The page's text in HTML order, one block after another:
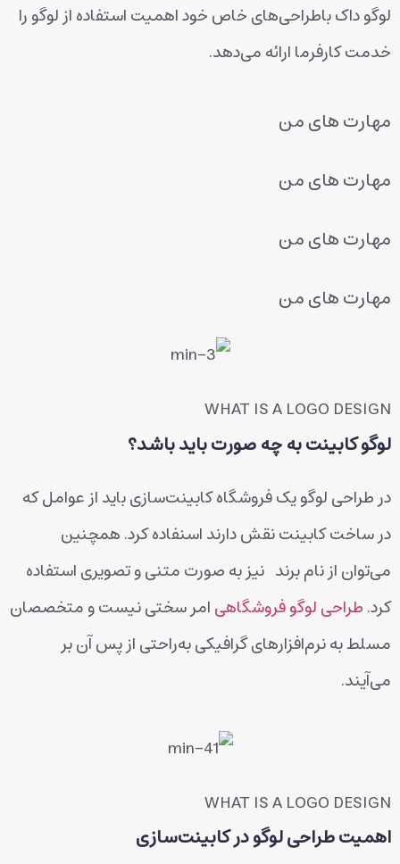
لوگو داک باطراحی‌های خاص خود اهمیت استفاده از لوگو را
خدمت کارفرما ارائه می‌دهد.
مهارت های من
مهارت های من
مهارت های من
مهارت های من
WHAT IS A LOGO DESIGN
لوگو کابینت به چه صورت باید باشد؟
در طراحی لوگو یک فروشگاه کابینت‌سازی باید از عوامل که
در ساخت کابینت نقش دارند اسنفاده کرد. همچنین
می‌توان از نام برند نیز به صورت متنی و تصویری استفاده
کرد.طراحی لوگو فروشگاهیامر سختی نیست و متخصصان
مسلط به نرم‌افزارهای گرافیکی به‌راحتی از پس آن بر
می‌آیند.
WHAT IS A LOGO DESIGN
اهمیت طراحی لوگو در کابینت‌سازی